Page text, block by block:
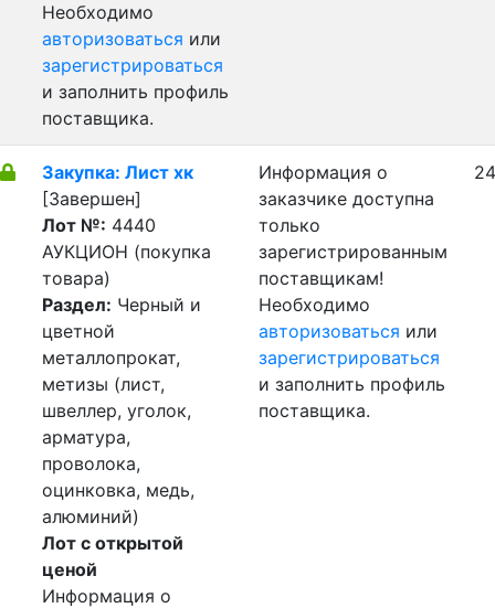
Необходимо
авторизоваться или
зарегистрироваться
и заполнить профиль
поставщика.
Закупка: Лист хк
[Завершен]
Лот №: 4440
АУКЦИОН (покупка
товара)
Раздел: Черный и
цветной
металлопрокат,
метизы (лист,
швеллер, уголок,
арматура,
проволока,
оцинковка, медь,
алюминий)
Лот с открытой
ценой
Информация о
Информация о
заказчике доступна
только
зарегистрированным
поставщикам!
Необходимо
авторизоваться или
зарегистрироваться
и заполнить профиль
поставщика.